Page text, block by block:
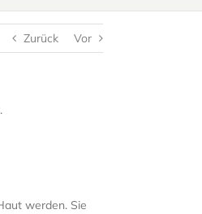
Zurück Vor
werden. Sie